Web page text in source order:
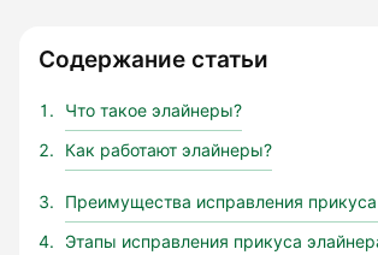
Содержание статьи
Что такое элайнеры?
Как работают элайнеры?
Преимущества исправления
Этапы исправления прикуса